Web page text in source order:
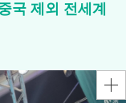
국 제외 전세계